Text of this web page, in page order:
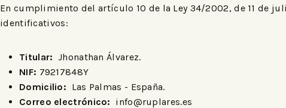
En cumplimiento del artículo 10 de la Ley 34/2002, de 11 de
identificativos:
Titular: Jhonathan Álvarez.
NIF: 79217848Y
Domicilio: Las Palmas - España.
Correo electrónico: info@ruplares.es